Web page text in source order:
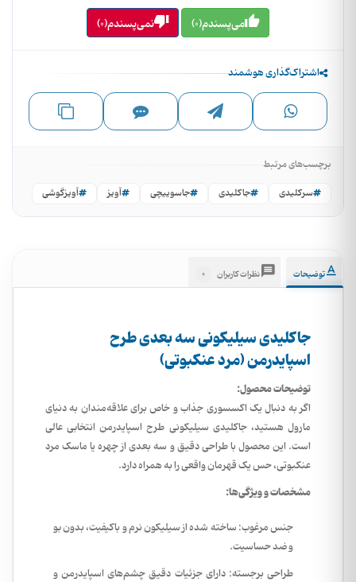
می‌پسندم(0) نمی‌پسندم(0)
اشتراک‌گذاری هوشمند
برچسب‌های مرتبط
سرکلیدی
جاکلیدی جاسوییچی آویز آویزگوشی
توضیحات نظرات کاربران 0
جاکلیدی سیلیکونی سه بعدی طرح
اسپایدرمن (مرد عنکبوتی)
توضیحات محصول:
اگر به دنبال یک اکسسوری جذاب و خاص برای علاقه‌مندان به دنیای
مارول هستید، جاکلیدی سیلیکونی طرح اسپایدرمن انتخابی عالی
است. این محصول با طراحی دقیق و سه بعدی از چهره یا ماسک مرد
عنکبوتی، حس یک قهرمان واقعی را به همراه دارد.
مشخصات و ویژگی‌ها:
جنس مرغوب: ساخته شده از سیلیکون نرم و باکیفیت، بدون بو
و ضد حساسیت.
طراحی برجسته: دارای جزئیات دقیق چشم‌های اسپایدرمن و